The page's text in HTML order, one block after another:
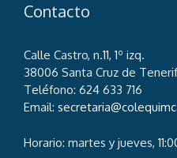
Contacto
Calle Castro, n.11, 1º izq.
38006 Santa Cruz de
Teléfono: 624 633 716
Email:
Horario: martes y jueves,